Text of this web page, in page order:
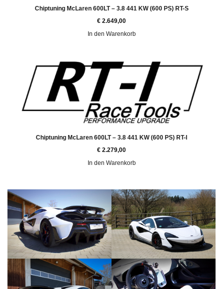
Chiptuning McLaren 600LT – 3.8 441 KW (600 PS) RT-S
€ 2.649,00
In den Warenkorb
Chiptuning McLaren 600LT – 3.8 441 KW (600 PS) RT-I
€ 2.279,00
In den Warenkorb